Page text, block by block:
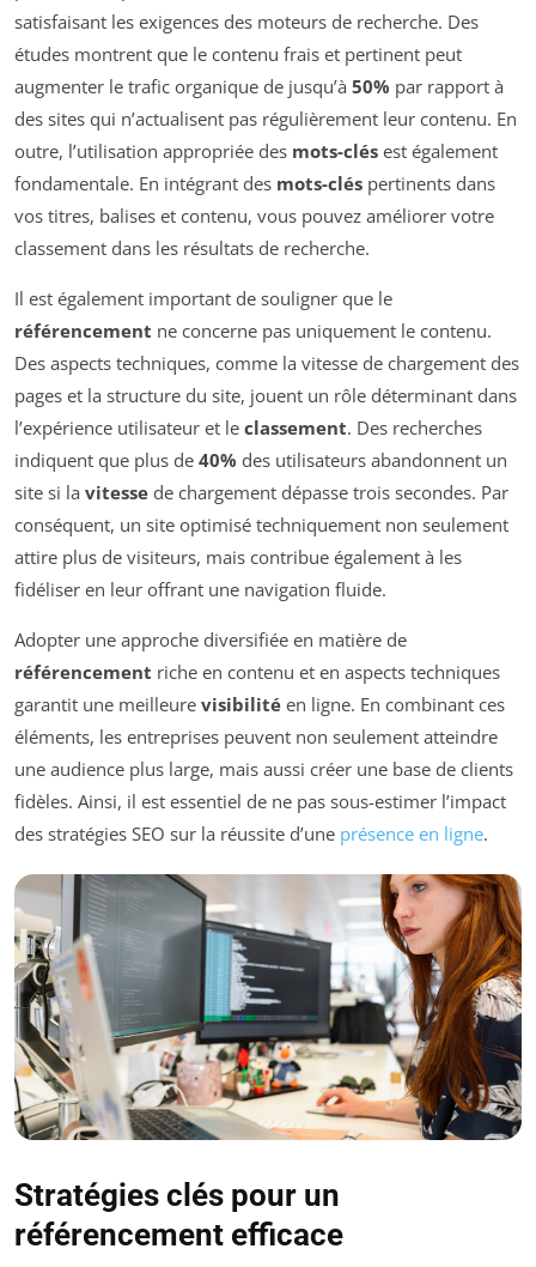
satisfaisant les exigences des moteurs de recherche. Des
études montrent que le contenu frais et pertinent peut
augmenter le trafic organique de jusqu’à 50% par rapport à
des sites qui n’actualisent pas régulièrement leur contenu. En
outre, l’utilisation appropriée des mots-clés est également
fondamentale. En intégrant des mots-clés pertinents dans
vos titres, balises et contenu, vous pouvez améliorer votre
classement dans les résultats de recherche.
Il est également important de souligner que le
référencement ne concerne pas uniquement le contenu.
Des aspects techniques, comme la vitesse de chargement des
pages et la structure du site, jouent un rôle déterminant dans
l’expérience utilisateur et le classement. Des recherches
indiquent que plus de 40% des utilisateurs abandonnent un
site si la vitesse de chargement dépasse trois secondes. Par
conséquent, un site optimisé techniquement non seulement
attire plus de visiteurs, mais contribue également à les
fidéliser en leur offrant une navigation fluide.
Adopter une approche diversifiée en matière de
référencement riche en contenu et en aspects techniques
garantit une meilleure visibilité en ligne. En combinant ces
éléments, les entreprises peuvent non seulement atteindre
une audience plus large, mais aussi créer une base de clients
fidèles. Ainsi, il est essentiel de ne pas sous-estimer l’impact
des stratégies SEO sur la réussite d’une présence en ligne.
Stratégies clés pour un
référencement efficace